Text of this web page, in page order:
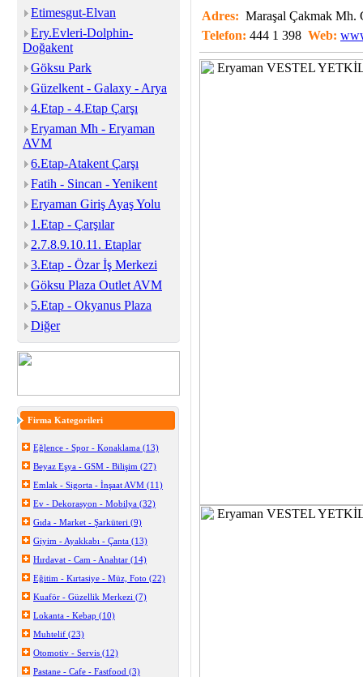
Etimesgut-Elvan
Ery.Evleri-Dolphin-
Doğakent
Göksu Park
Güzelkent - Galaxy - Arya
4.Etap - 4.Etap Çarşı
Eryaman Mh - Eryaman
AVM
6.Etap-Atakent Çarşı
Fatih - Sincan - Yenikent
Eryaman Giriş Ayaş Yolu
1.Etap - Çarşılar
2.7.8.9.10.11. Etaplar
3.Etap - Özar İş Merkezi
Göksu Plaza Outlet AVM
5.Etap - Okyanus Plaza
Diğer
Firma Kategorileri
Eğlence - Spor - Konaklama (13)
Beyaz Eşya - GSM - Bilişim (27)
Emlak - Sigorta - İnşaat AVM (11)
Ev - Dekorasyon - Mobilya (32)
Gıda - Market - Şarküteri (9)
Giyim - Ayakkabı - Çanta (13)
Hırdavat - Cam - Anahtar (14)
Eğitim - Kırtasiye - Müz, Foto (22)
Kuaför - Güzellik Merkezi (7)
Lokanta - Kebap (10)
Muhtelif (23)
Otomotiv - Servis (12)
Pastane - Cafe - Fastfood (3)
Adres: Maraşal Çakmak
Telefon: 444 1 398 Web: